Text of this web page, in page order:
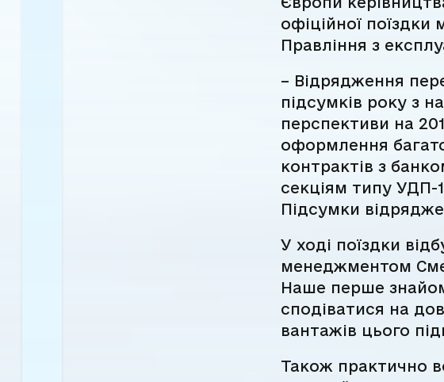
офіційної
Правління з
– Відрядження
підсумків року з
перспективи на
оформлення
контрактів з
секціям типу УДП-
Підсумки
У ході поїздки
менеджментом
Наше перше
сподіватися на
вантажів цього
Також практично